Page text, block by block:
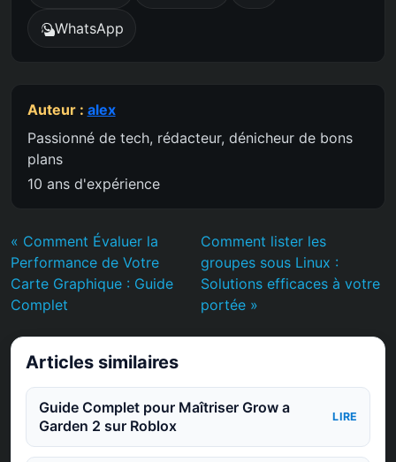
WhatsApp
Auteur : alex
Passionné de tech, rédacteur, dénicheur de bons
plans
10 ans d'expérience
« Comment Évaluer la
Performance de Votre
Carte Graphique : Guide
Complet
Comment lister les
groupes sous Linux :
Solutions efficaces à votre
portée »
Articles similaires
Guide Complet pour Maîtriser Grow a
Garden 2 sur Roblox
LIRE